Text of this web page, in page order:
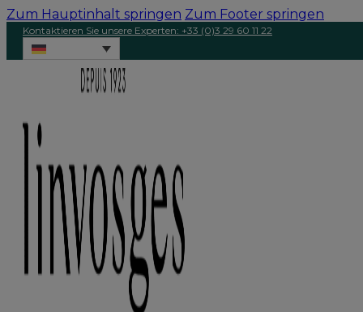
Zum Hauptinhalt springen Zum Footer springen
Kontaktieren Sie unsere Experten: +33 (0)3 29 60 11 22